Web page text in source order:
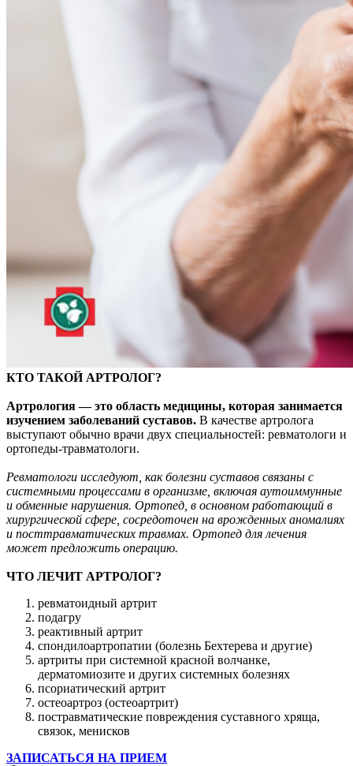
КТО ТАКОЙ АРТРОЛОГ?
Артрология — это область медицины, которая занимается
изучением заболеваний суставов. В качестве артролога
выступают обычно врачи двух специальностей: ревматологи и
ортопеды-травматологи.
Ревматологи исследуют, как болезни суставов связаны с
системными процессами в организме, включая аутоиммунные
и обменные нарушения. Ортопед, в основном работающий в
хирургической сфере, сосредоточен на врожденных аномалиях
и посттравматических травмах. Ортопед для лечения
может предложить операцию.
ЧТО ЛЕЧИТ АРТРОЛОГ?
ревматоидный артрит
подагру
реактивный артрит
спондилоартропатии (болезнь Бехтерева и другие)
артриты при системной красной волчанке,
дерматомиозите и других системных болезнях
псориатический артрит
остеоартроз (остеоартрит)
постравматические повреждения суставного хряща,
связок, менисков
ЗАПИСАТЬСЯ НА ПРИЕМ